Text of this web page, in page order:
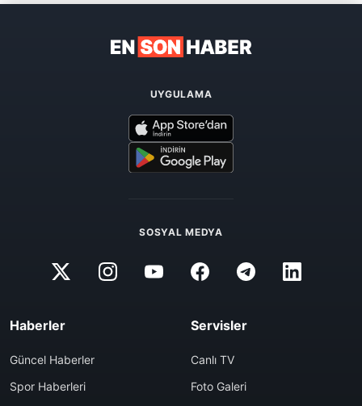
UYGULAMA
SOSYAL MEDYA
Haberler
Güncel Haberler
Spor Haberleri
Servisler
Canlı TV
Foto Galeri